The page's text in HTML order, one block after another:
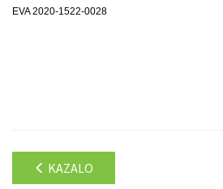
EVA 2020-1522-0028
KAZALO